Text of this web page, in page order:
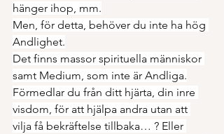
hänger ihop, mm.
Men, för detta, behöver du inte ha hög
Andlighet.
Det finns massor spirituella människor
samt Medium, som inte är Andliga.
Förmedlar du från ditt hjärta, din inre
visdom, för att hjälpa andra utan att
vilja få bekräftelse tillbaka… ? Eller